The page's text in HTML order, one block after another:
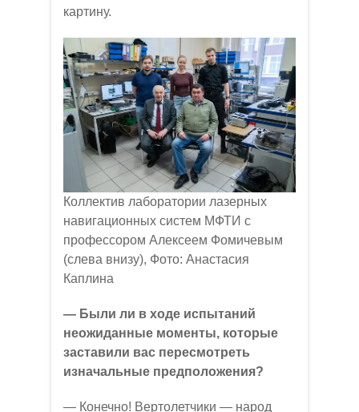
картину.
Коллектив лаборатории лазерных
навигационных систем МФТИ с
профессором Алексеем Фомичевым
(слева внизу), Фото: Анастасия
Каплина
— Были ли в ходе испытаний
неожиданные моменты, которые
заставили вас пересмотреть
изначальные предположения?
— Конечно! Вертолетчики — народ